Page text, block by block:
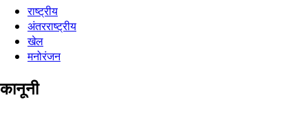
राष्ट्रीय
अंतरराष्ट्रीय
खेल
मनोरंजन
कानूनी